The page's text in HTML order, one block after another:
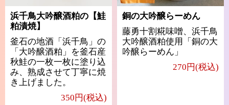
浜千鳥大吟醸酒粕の【鮭
粕漬焼】
釜石の地酒「浜千鳥」の
「大吟醸酒粕」を釜石産
秋鮭の一枚一枚に塗り込
み、熟成させて丁寧に焼
き上げました。
350円(税込)
銅の大吟醸らーめん
藤勇十割糀味噌、浜千鳥
大吟醸酒粕使用「銅の大
吟醸らーめん」
270円(税込)